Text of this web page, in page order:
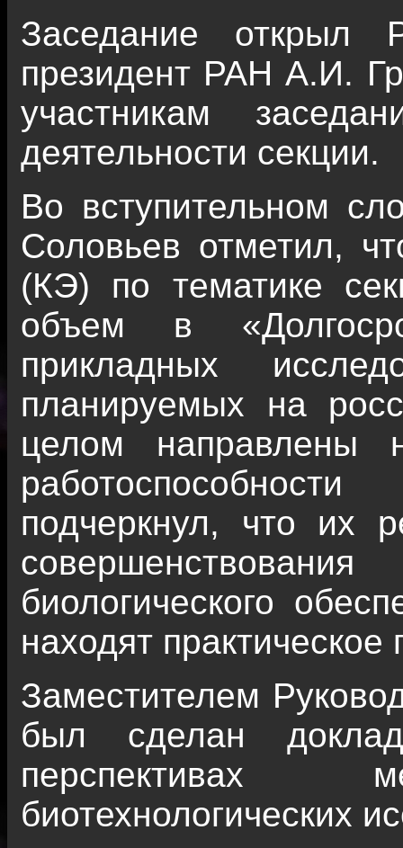
Заседание открыл
президент РАН А.И.
участникам
деятельности секции.
Во вступительном
Соловьев отметил,
(КЭ) по тематике
объем в
прикладных
планируемых на
целом направлены
подчеркнул, что их
биологического
находят
Заместителем
был сделан
перспективах
биотехнологических